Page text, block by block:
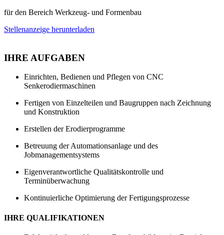
für den Bereich Werkzeug- und Formenbau
Stellenanzeige herunterladen
IHRE AUFGABEN
Einrichten, Bedienen und Pflegen von CNC
Senkerodiermaschinen
Fertigen von Einzelteilen und Baugruppen nach Zeichnung
und Konstruktion
Erstellen der Erodierprogramme
Betreuung der Automationsanlage und des
Jobmanagementsystems
Eigenverantwortliche Qualitätskontrolle und
Terminüberwachung
Kontinuierliche Optimierung der Fertigungsprozesse
IHRE QUALIFIKATIONEN